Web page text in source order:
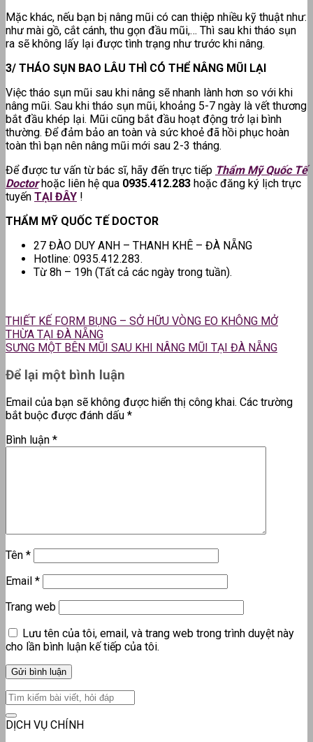
Mặc khác, nếu bạn bị nâng mũi có can thiệp nhiều kỹ thuật như:
như mài gồ, cắt cánh, thu gọn đầu mũi,… Thì sau khi tháo sụn
ra sẽ không lấy lại được tình trạng như trước khi nâng.
3/ THÁO SỤN BAO LÂU THÌ CÓ THỂ NÂNG MŨI LẠI
Việc tháo sụn mũi sau khi nâng sẽ nhanh lành hơn so với khi
nâng mũi. Sau khi tháo sụn mũi, khoảng 5-7 ngày là vết thương
bắt đầu khép lại. Mũi cũng bắt đầu hoạt động trở lại bình
thường. Để đảm bảo an toàn và sức khoẻ đã hồi phục hoàn
toàn thì bạn nên nâng mũi mới sau 2-3 tháng.
Để được tư vấn từ bác sĩ, hãy đến trực tiếp Thẩm Mỹ Quốc Tế
Doctorhoặc liên hệ qua 0935.412.283 hoặc đăng ký lịch trực
tuyến TẠI ĐÂY !
THẨM MỸ QUỐC TẾ DOCTOR
27 ĐÀO DUY ANH – THANH KHÊ – ĐÀ NẴNG
Hotline: 0935.412.283.
Từ 8h – 19h (Tất cả các ngày trong tuần).
THIẾT KẾ FORM BỤNG – SỞ HỮU VÒNG EO KHÔNG MỞ
THỪA TẠI ĐÀ NẴNG
SƯNG MỘT BÊN MŨI SAU KHI NÂNG MŨI TẠI ĐÀ NẴNG
Để lại một bình luận
Email của bạn sẽ không được hiển thị công khai. Các trường
bắt buộc được đánh dấu *
Bình luận *
Tên *
Email *
Trang web
Lưu tên của tôi, email, và trang web trong trình duyệt này
cho lần bình luận kế tiếp của tôi.
DỊCH VỤ CHÍNH